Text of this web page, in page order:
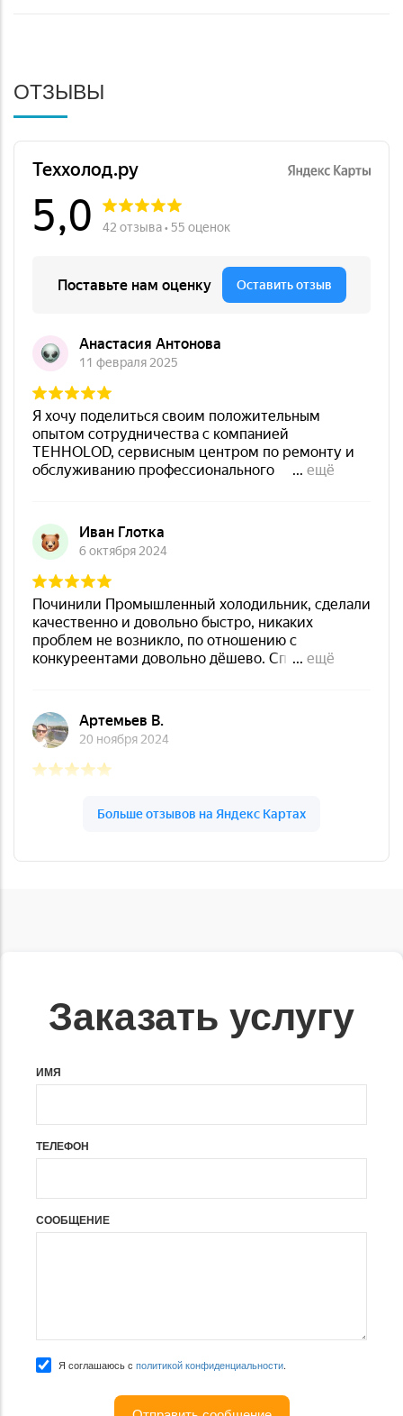
ОТЗЫВЫ
Заказать услугу
ИМЯ
ТЕЛЕФОН
СООБЩЕНИЕ
Я соглашаюсь с политикой конфиденциальности.